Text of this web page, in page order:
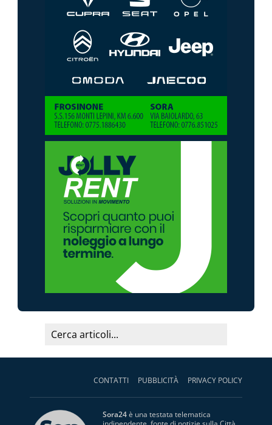
CONTATTI PUBBLICITÀ PRIVACY POLICY
Sora24è una testata telematica